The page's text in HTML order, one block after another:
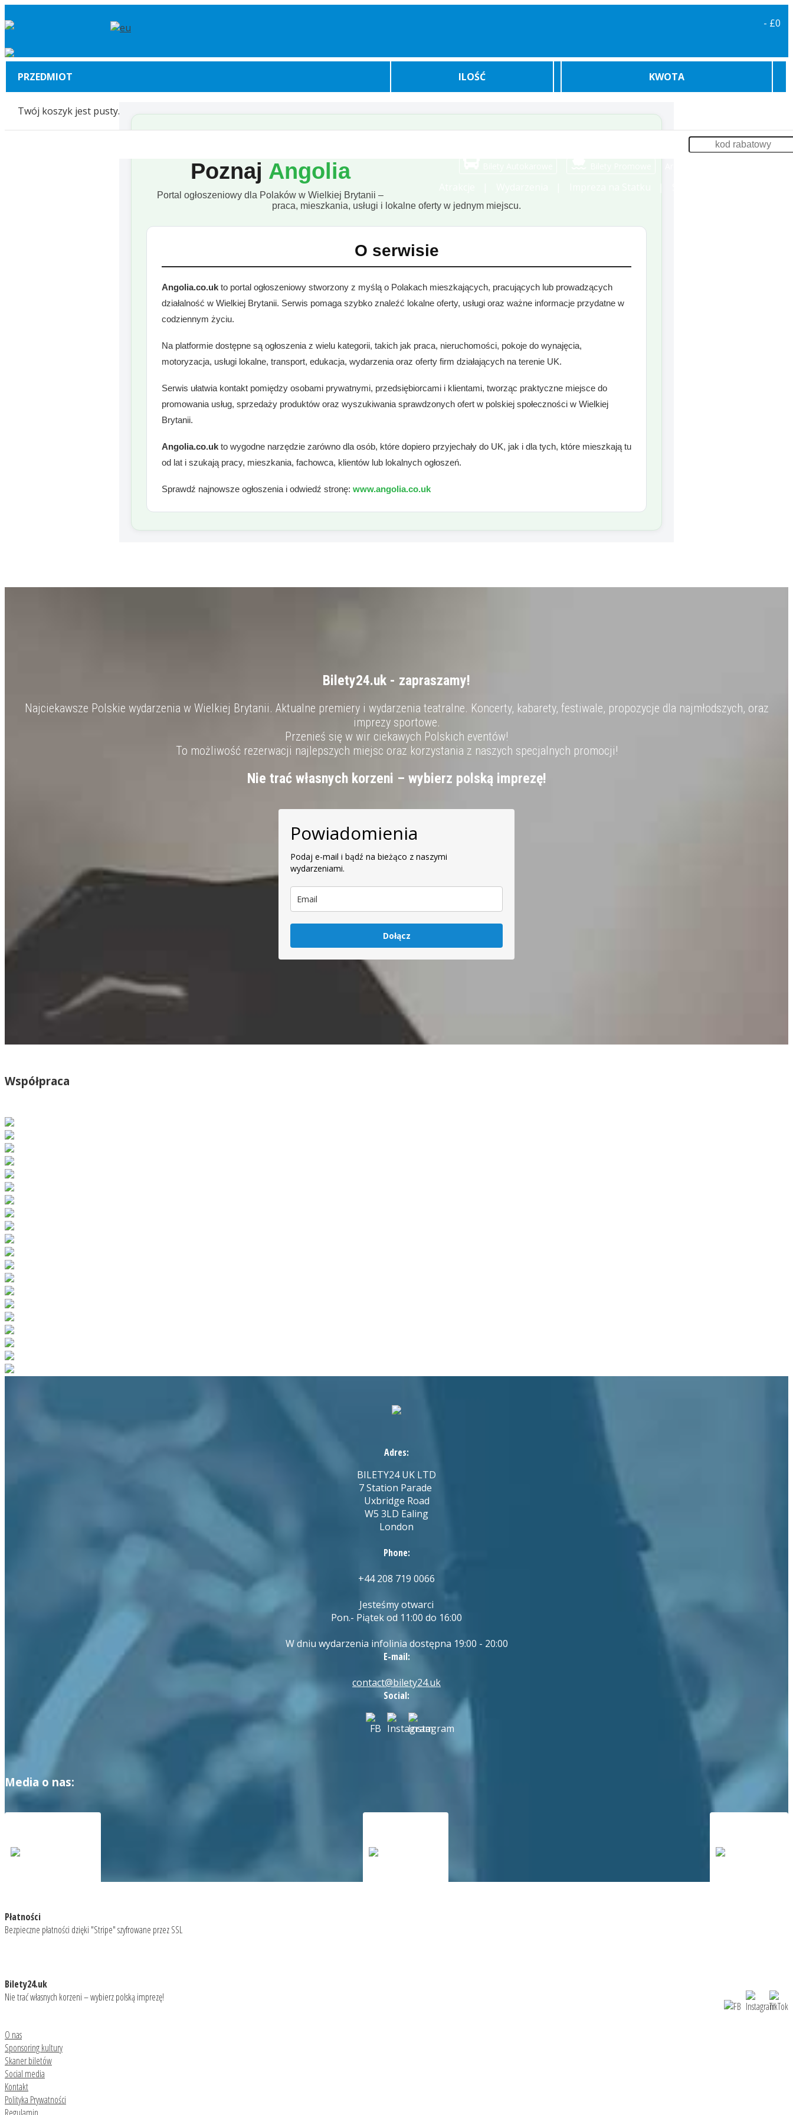
- £0
PRZEDMIOT ILOŚĆ KWOTA
Twój koszyk jest pusty.
Poznaj Angolia
Portal ogłoszeniowy dla Polaków w Wielkiej Brytanii –
praca, mieszkania, usługi i lokalne oferty w jednym miejscu.
O serwisie
Angolia.co.uk to portal ogłoszeniowy stworzony z myślą o Polakach mieszkających, pracujących lub prowadzących
działalność w Wielkiej Brytanii. Serwis pomaga szybko znaleźć lokalne oferty, usługi oraz ważne informacje przydatne w
codziennym życiu.
Na platformie dostępne są ogłoszenia z wielu kategorii, takich jak praca, nieruchomości, pokoje do wynajęcia,
motoryzacja, usługi lokalne, transport, edukacja, wydarzenia oraz oferty firm działających na terenie UK.
Serwis ułatwia kontakt pomiędzy osobami prywatnymi, przedsiębiorcami i klientami, tworząc praktyczne miejsce do
promowania usług, sprzedaży produktów oraz wyszukiwania sprawdzonych ofert w polskiej społeczności w Wielkiej
Brytanii.
Angolia.co.uk to wygodne narzędzie zarówno dla osób, które dopiero przyjechały do UK, jak i dla tych, które mieszkają tu
od lat i szukają pracy, mieszkania, fachowca, klientów lub lokalnych ogłoszeń.
Sprawdź najnowsze ogłoszenia i odwiedź stronę: www.angolia.co.uk
Bilety24.uk - zapraszamy!
Najciekawsze Polskie wydarzenia w Wielkiej Brytanii. Aktualne premiery i wydarzenia teatralne. Koncerty, kabarety, festiwale, propozycje dla najmłodszych, oraz
imprezy sportowe.
Przenieś się w wir ciekawych Polskich eventów!
To możliwość rezerwacji najlepszych miejsc oraz korzystania z naszych specjalnych promocji!
Nie trać własnych korzeni – wybierz polską imprezę!
Powiadomienia
Podaj e-mail i bądź na bieżąco z naszymi
wydarzeniami.
Dołącz
Współpraca
Adres:
BILETY24 UK LTD
7 Station Parade
Uxbridge Road
W5 3LD Ealing
London
Phone:
+44 208 719 0066
Jesteśmy otwarci
Pon.- Piątek od 11:00 do 16:00
W dniu wydarzenia infolinia dostępna 19:00 - 20:00
E-mail:
contact@bilety24.uk
Social:
Media o nas:
Płatności
Bezpieczne płatności dzięki "Stripe" szyfrowane przez SSL
Bilety24.uk
Nie trać własnych korzeni – wybierz polską imprezę!
O nas
Sponsoring kultury
Skaner biletów
Social media
Kontakt
Polityka Prywatności